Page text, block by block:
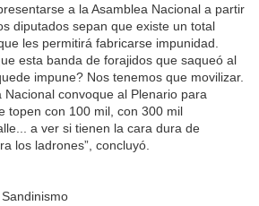
a la Asamblea Nacional a partir
diputados sepan que existe un total
les permitirá fabricarse impunidad.
esta banda de forajidos que saqueó al
impune? Nos tenemos que movilizar.
Nacional convoque al Plenario para
topen con 100 mil, con 300 mil
a ver si tienen la cara dura de
los ladrones”, concluyó.